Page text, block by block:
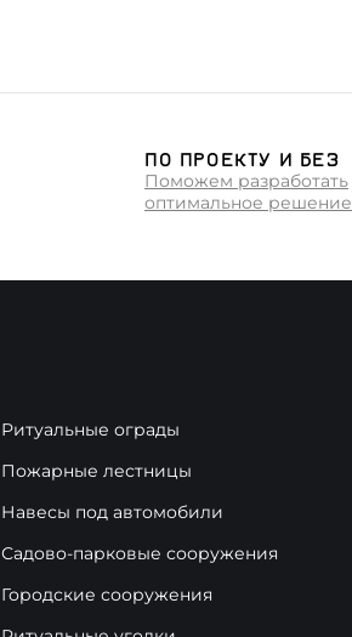
ПО ПРОЕКТУ И БЕЗ
Поможем разработать
оптимальное решение
Ритуальные ограды
Пожарные лестницы
Навесы под автомобили
Садово-парковые сооружения
Городские сооружения